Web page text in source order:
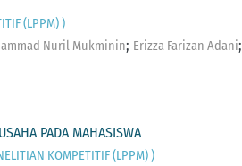
(LPPM) )
Nuril Mukminin; Erizza Farizan Adani;
PADA MAHASISWA
KOMPETITIF (LPPM) )